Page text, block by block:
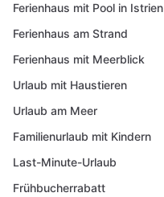
Ferienhaus mit Pool in Istrien
Ferienhaus am Strand
Ferienhaus mit Meerblick
Urlaub mit Haustieren
Urlaub am Meer
Familienurlaub mit Kindern
Last-Minute-Urlaub
Frühbucherrabatt